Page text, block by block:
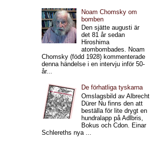
Noam Chomsky om
bomben
Den sjätte augusti är
det 81 år sedan
Hiroshima
atombombades. Noam
Chomsky (född 1928) kommenterade
denna händelse i en intervju inför 50-
år...
De förhatliga tyskarna
Omslagsbild av Albrecht
Dürer Nu finns den att
beställa för lite drygt en
hundralapp på Adlbris,
Bokus och Cdon. Einar
Schlereths nya ...